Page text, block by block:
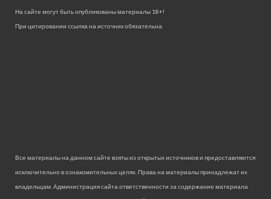
На сайте могут быть опубликованы материалы 18+!
При цитировании ссылка на источник обязательна.
Все материалы на данном сайте взяты из открытых источников и предоставляются
исключительно в ознакомительных целях. Права на материалы принадлежат их
владельцам. Администрация сайта ответственности за содержание материала